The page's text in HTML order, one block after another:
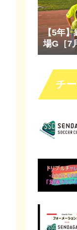
【5年】
場G［7
『マッ
チ